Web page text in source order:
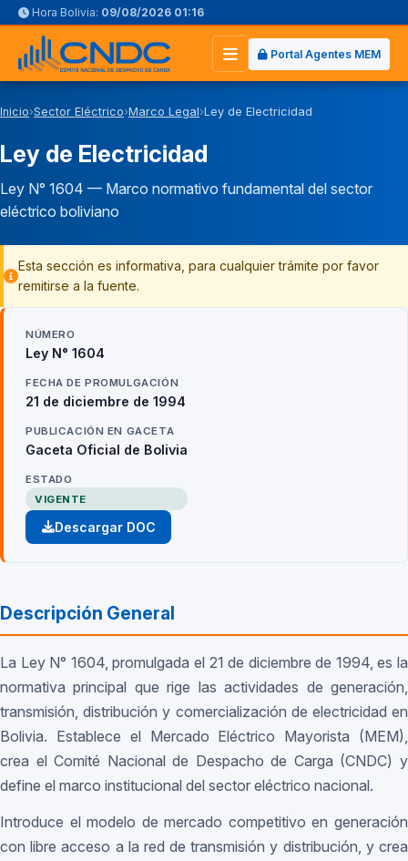
Hora Bolivia: 09/08/2026 01:16
Abrir
menú
Portal Agentes MEM
Inicio›Sector Eléctrico›Marco Legal›Ley de Electricidad
Ley de Electricidad
Ley N° 1604 — Marco normativo fundamental del sector
eléctrico boliviano
Esta sección es informativa, para cualquier trámite por favor
remitirse a la fuente.
NÚMERO
Ley N° 1604
FECHA DE PROMULGACIÓN
21 de diciembre de 1994
PUBLICACIÓN EN GACETA
Gaceta Oficial de Bolivia
ESTADO
VIGENTE
Descargar DOC
Descripción General
La Ley N° 1604, promulgada el 21 de diciembre de 1994, es la
normativa principal que rige las actividades de generación,
transmisión, distribución y comercialización de electricidad en
Bolivia. Establece el Mercado Eléctrico Mayorista (MEM),
crea el Comité Nacional de Despacho de Carga (CNDC) y
define el marco institucional del sector eléctrico nacional.
Introduce el modelo de mercado competitivo en generación
con libre acceso a la red de transmisión y distribución, y crea